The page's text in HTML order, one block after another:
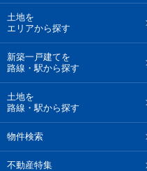
土地を
エリアから探す
新築一戸建てを
路線・駅から探す
土地を
路線・駅から探す
物件検索
不動産特集